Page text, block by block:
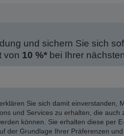
und sichern Sie sich
von 10 %*bei Ihrer
Sie sich damit einverstanden,
und Services zu erhalten, die auch
können. Sie erhalten diese per
der Grundlage Ihrer Präferenzen